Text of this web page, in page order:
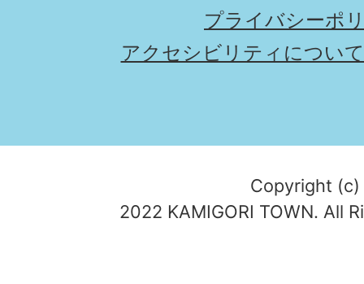
プライバシーポ
アクセシビリティについて
Copyright (c)
2022 KAMIGORI TOWN. All